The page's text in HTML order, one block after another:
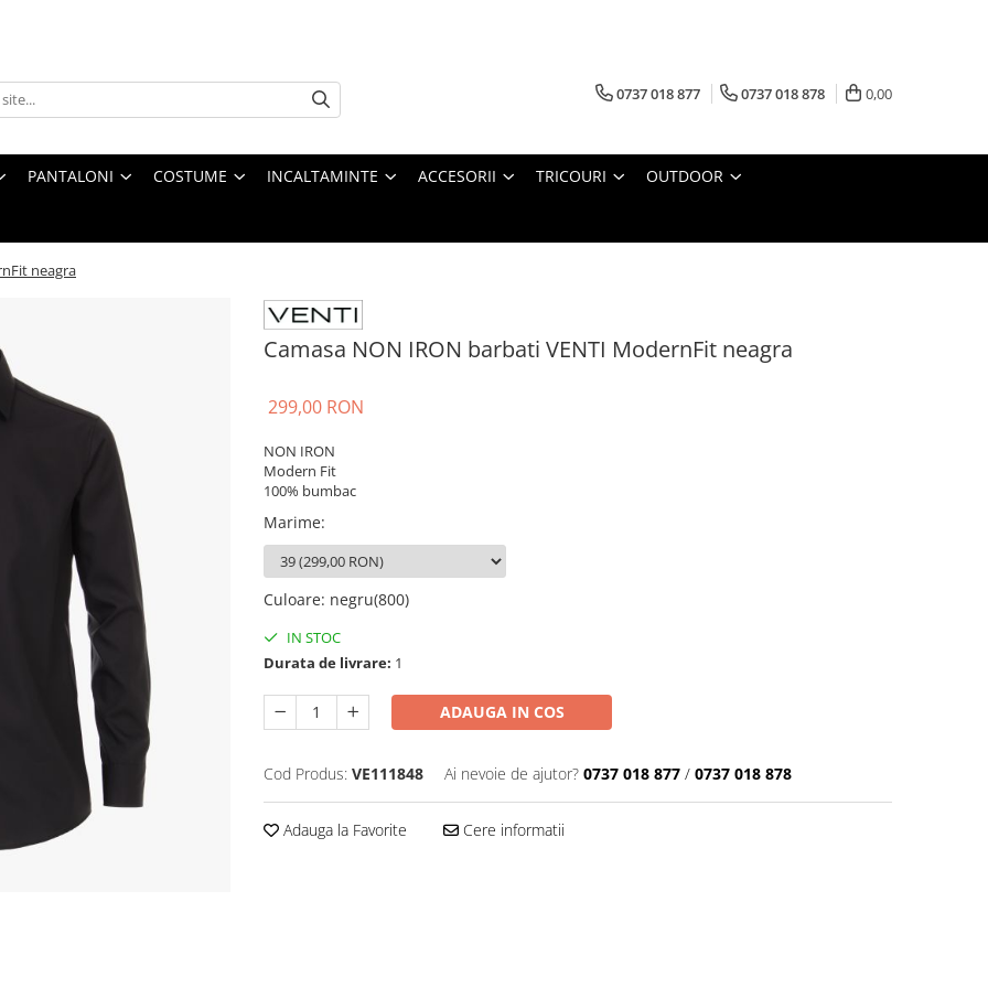
0737 018 877 0737 018 878 0,00
PANTALONI COSTUME INCALTAMINTE ACCESORII TRICOURI OUTDOOR
neagra
Camasa NON IRON barbati VENTI ModernFit neagra
299,00 RON
NON IRON
Modern Fit
100% bumbac
Marime:
Culoare: negru(800)
IN STOC
Durata de livrare: 1
ADAUGA IN COS
Cod Produs: VE111848 Ai nevoie de ajutor? 0737 018 877 / 0737 018 878
Adauga la Favorite Cere informatii